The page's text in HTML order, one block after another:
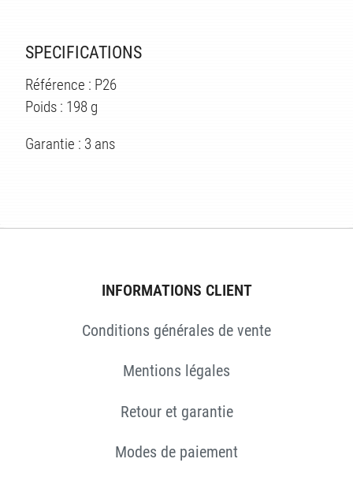
SPECIFICATIONS
Référence : P26
Poids : 198 g
Garantie : 3 ans
INFORMATIONS CLIENT
Conditions générales de vente
Mentions légales
Retour et garantie
Modes de paiement